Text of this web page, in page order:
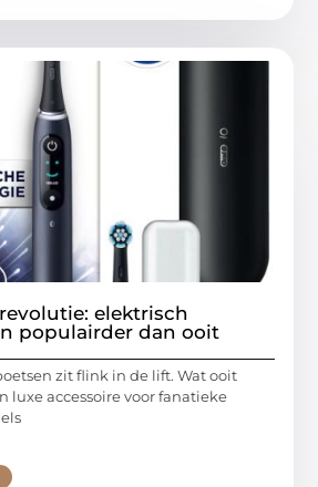
elektrisch
populairder dan ooit
zit flink in de lift. Wat ooit
luxe accessoire voor fanatieke